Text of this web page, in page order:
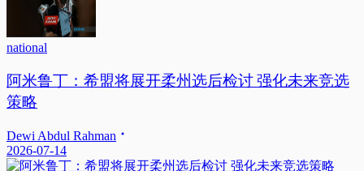
national
阿米鲁丁：希盟将展开柔州选后检讨 强化未来竞选
策略
Dewi Abdul Rahman
2026-07-14